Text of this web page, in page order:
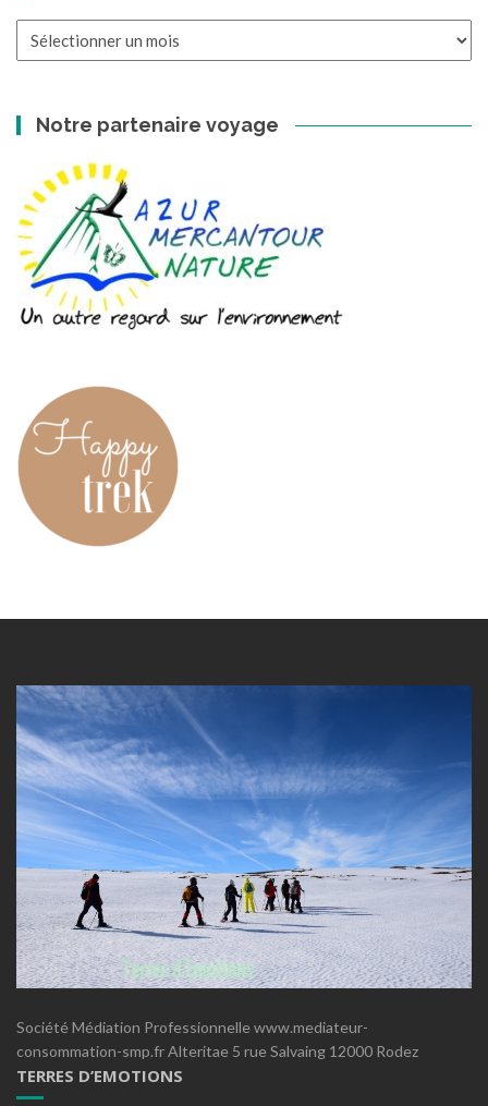
Notre partenaire voyage
Société Médiation Professionnelle www.mediateur-
consommation-smp.fr Alteritae 5 rue Salvaing 12000 Rodez
TERRES D’EMOTIONS